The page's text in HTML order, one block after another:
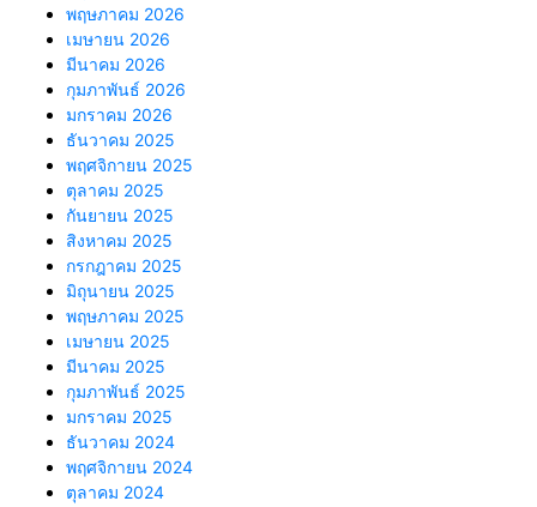
พฤษภาคม 2026
เมษายน 2026
มีนาคม 2026
กุมภาพันธ์ 2026
มกราคม 2026
ธันวาคม 2025
พฤศจิกายน 2025
ตุลาคม 2025
กันยายน 2025
สิงหาคม 2025
กรกฎาคม 2025
มิถุนายน 2025
พฤษภาคม 2025
เมษายน 2025
มีนาคม 2025
กุมภาพันธ์ 2025
มกราคม 2025
ธันวาคม 2024
พฤศจิกายน 2024
ตุลาคม 2024